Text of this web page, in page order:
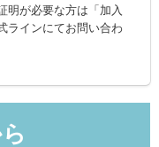
明が必要な方は「加入
ラインにてお問い合わ